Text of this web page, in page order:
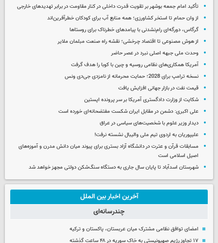
تأکید امام جمعه بوشهر بر تقویت قدرت داخلی در کنار مقاومت در برابر تهدیدهای خارجی
از وان حمام تا استخر کشاورزی؛ همه منابع آب برای کودکان خطرآفرین‌اند
گرگاس، دورگه‌ای رام‌نشدنی با پیامدهای خطرناک برای روستاها
از هوش مصنوعی تا اقتصاد چرخشی؛ نقشه راه صنعت مبلمان ملایر
وحدت ملی جبهه اصلی نبرد در عصر حاضر
آمریکا همکاری‌های نظامی روسیه و چین با کوبا را هدف گرفت
نسخه ترامپ برای 2028؛ حمایت محرمانه از نامزدی جی‌دی ونس
قیمت نفت در بازار جهانی افزایش یافت
شکایت از وزارت دادگستری آمریکا بر سر پرونده اپستین
علی اکبری: دشمن در مقابل ایران شکست مفتضحانه‌ای خورده است
دیدار وزیر علوم با شخصیت‌های سیاسی در عراق
علیپوریان به اردوی تیم ملی والیبال نشسته نرفت!
مسابقات قرآن و عترت در دانشگاه آزاد بستری برای پیوند میان دانش مدرن و آموزه‌های
اصیل اسلامی است
شهرستان اسدآباد تا پایان سال جاری به دستگاه سنگ‌شکن دولتی مجهز خواهد شد
آخرین اخبار بین الملل
چندرسانه‌ای
امضای توافق نظامی مشترک میان عربستان، پاکستان و ترکیه
۱۷ تجاوز رژیم صهیونیستی به خاک سوریه در ۴۸ ساعت گذشته